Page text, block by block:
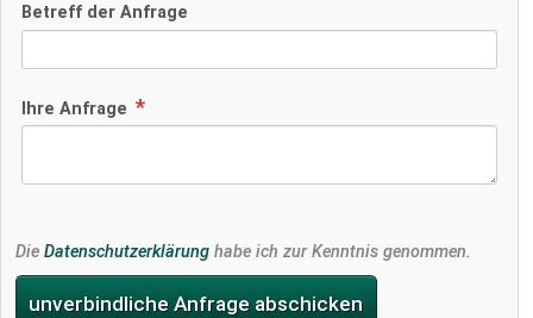
Betreff der Anfrage
Ihre Anfrage
Die Datenschutzerklärung habe ich zur Kenntnis genommen.
unverbindliche Anfrage abschicken